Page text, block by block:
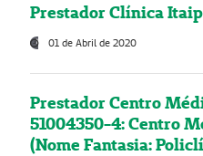
Prestador Clínica
01 de Abril de 2020
Prestador Centro
51004350-4: Centro
(Nome Fantasia: